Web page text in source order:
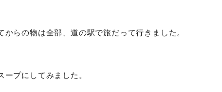
からの物は全部、道の駅で旅だって行きました。
プにしてみました。